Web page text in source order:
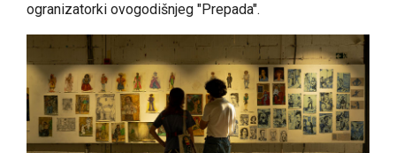
ogranizatorki ovogodišnjeg "Prepada".